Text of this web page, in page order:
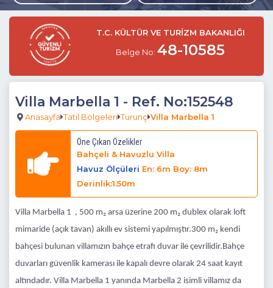
T.C. KÜLTÜR VE TURİZM BAKANLIĞI
Belge No: 48-10585
Villa Marbella 1 - Ref. No:152548
Anasayfa Tatil Bölgeleri Turunç Villa Marbella 1
Öne Çıkan Özelikler
Bahçeli & Havuzlu Villa
Havuz Ölçüleri En: 6m Boy: 8m
Derinlik:1.50m
Villa Marbella 1 , 500 m₂ arsa üzerine 200 m₂ dublex olarak loft
mimaride (açık tavan) akıllı ev sistemi yapılmıştır.300 m₂ kendi
bahçesi bulunan villamızın bahçe etrafı duvar ile çevrilidir.Bahçe
duvarları güvenlik kamerası ile kapalı devre olarak 24 saat kayıt
altındadır. Villa Marbella 1 yanında Marbella 2 isimli villamız da